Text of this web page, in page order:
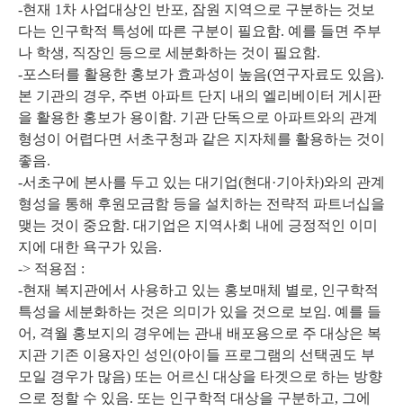
-현재 1차 사업대상인 반포, 잠원 지역으로 구분하는 것보
다는 인구학적 특성에 따른 구분이 필요함. 예를 들면 주부
나 학생, 직장인 등으로 세분화하는 것이 필요함.
-포스터를 활용한 홍보가 효과성이 높음(연구자료도 있음).
본 기관의 경우, 주변 아파트 단지 내의 엘리베이터 게시판
을 활용한 홍보가 용이함. 기관 단독으로 아파트와의 관계
형성이 어렵다면 서초구청과 같은 지자체를 활용하는 것이
좋음.
-서초구에 본사를 두고 있는 대기업(현대·기아차)와의 관계
형성을 통해 후원모금함 등을 설치하는 전략적 파트너십을
맺는 것이 중요함. 대기업은 지역사회 내에 긍정적인 이미
지에 대한 욕구가 있음.
-> 적용점 :
-현재 복지관에서 사용하고 있는 홍보매체 별로, 인구학적
특성을 세분화하는 것은 의미가 있을 것으로 보임. 예를 들
어, 격월 홍보지의 경우에는 관내 배포용으로 주 대상은 복
지관 기존 이용자인 성인(아이들 프로그램의 선택권도 부
모일 경우가 많음) 또는 어르신 대상을 타겟으로 하는 방향
으로 정할 수 있음. 또는 인구학적 대상을 구분하고, 그에